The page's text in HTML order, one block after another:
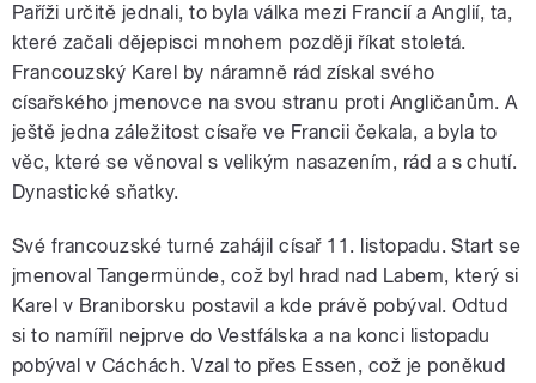
Paříži určitě jednali, to byla válka mezi Francií a Anglií, ta,
které začali dějepisci mnohem později říkat stoletá.
Francouzský Karel by náramně rád získal svého
císařského jmenovce na svou stranu proti Angličanům. A
ještě jedna záležitost císaře ve Francii čekala, a byla to
věc, které se věnoval s velikým nasazením, rád a s chutí.
Dynastické sňatky.
Své francouzské turné zahájil císař 11. listopadu. Start se
jmenoval Tangermünde, což byl hrad nad Labem, který si
Karel v Braniborsku postavil a kde právě pobýval. Odtud
si to namířil nejprve do Vestfálska a na konci listopadu
pobýval v Cáchách. Vzal to přes Essen, což je poněkud